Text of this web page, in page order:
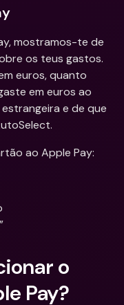
mostramos-te de
os teus gastos.
euros, quanto
em euros ao
e de que
ao Apple Pay:
o
Pay?